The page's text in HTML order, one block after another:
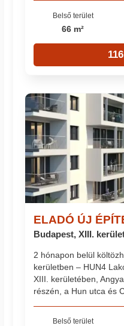
Belső terület
66 m²
ELADÓ ÚJ
Budapest, XIII.
2 hónapon belül
kerületben – HUN4
XIII. kerületében,
részén, a Hun utca és
Belső terület